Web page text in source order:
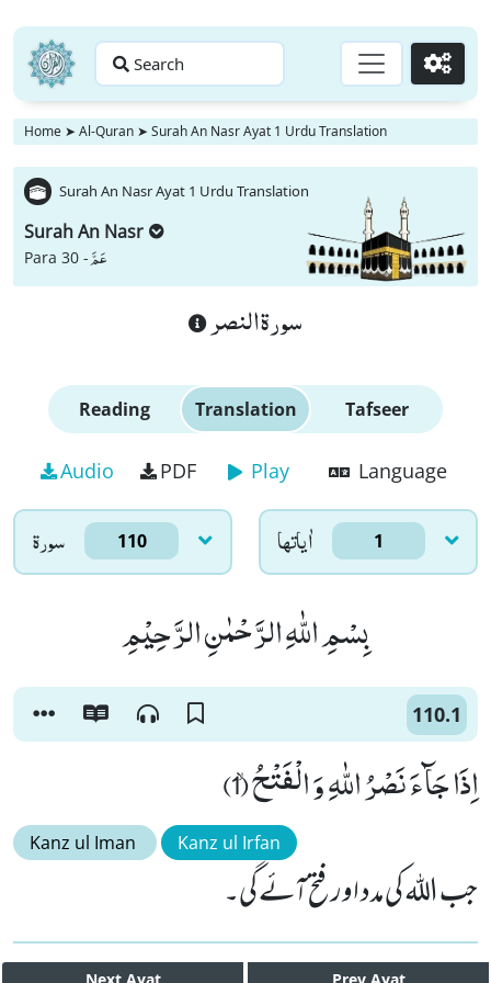
Search Go
Home ➤ Al-Quran ➤ Surah An Nasr Ayat 1 Urdu Translation
Surah An Nasr Ayat 1 Urdu Translation
Surah An Nasr
Para 30 -عَمَّ
سورة النصر
Reading Translation Tafseer
Audio PDF Play Language
سورۃ 110 اٰياتها 1
بِسْمِ اللّٰهِ الرَّحْمٰنِ الرَّحِیْمِ
110.1
اِذَا جَآءَ نَصْرُ اللّٰهِ وَ الْفَتْحُۙ (1)
Kanz ul Iman Kanz ul Irfan
جب اللہ کی مدد اور فتح آئے گی۔